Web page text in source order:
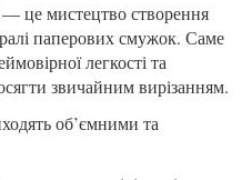
— це мистецтво створення
паперових смужок. Саме
легкості та
звичайним вирізанням.
об’ємними та